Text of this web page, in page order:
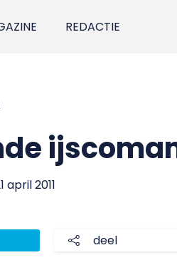
REDACTIE
april 2011
deel